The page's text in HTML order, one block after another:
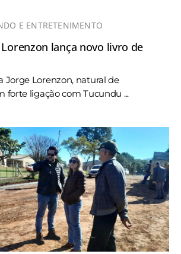
E ENTRETENIMENTO
lança novo livro de
Jorge Lorenzon, natural de
forte ligação com Tucundu ...